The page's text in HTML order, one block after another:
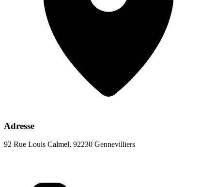
Adresse
92 Rue Louis Calmel, 92230 Gennevilliers